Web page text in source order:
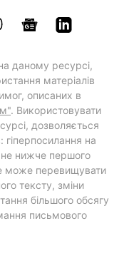
даному ресурсі,
матеріалів
описаних в
. Використовувати
дозволяється
на
нижче першого
може перевищувати
тексту, зміни
більшого обсягу
письмового